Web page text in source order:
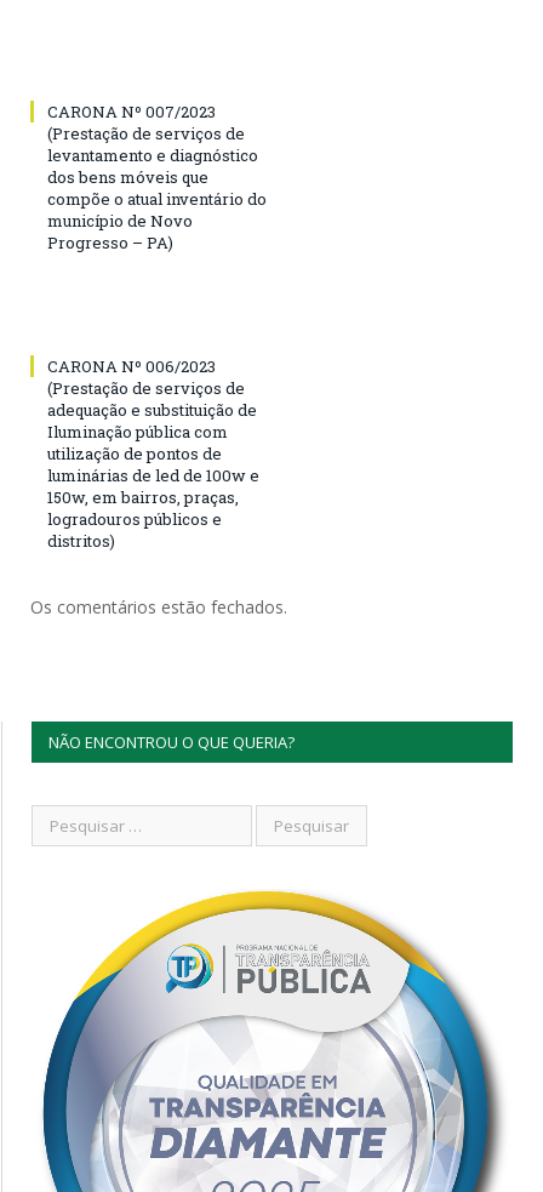
CARONA Nº 007/2023
(Prestação de serviços de
levantamento e diagnóstico
dos bens móveis que
compõe o atual inventário do
município de Novo
Progresso – PA)
CARONA Nº 006/2023
(Prestação de serviços de
adequação e substituição de
Iluminação pública com
utilização de pontos de
luminárias de led de 100w e
150w, em bairros, praças,
logradouros públicos e
distritos)
Os comentários estão fechados.
NÃO ENCONTROU O QUE QUERIA?